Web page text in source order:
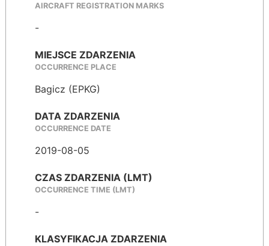
AIRCRAFT REGISTRATION MARKS
-
MIEJSCE ZDARZENIA
OCCURRENCE PLACE
Bagicz (EPKG)
DATA ZDARZENIA
OCCURRENCE DATE
2019-08-05
CZAS ZDARZENIA (LMT)
OCCURRENCE TIME (LMT)
-
KLASYFIKACJA ZDARZENIA